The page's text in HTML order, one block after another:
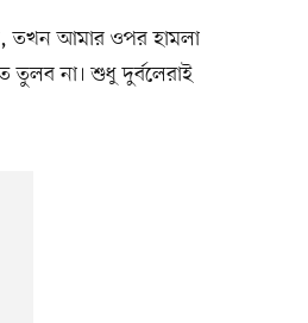
তখন আমার ওপর হামলা
তুলব না। শুধু দুর্বলেরাই